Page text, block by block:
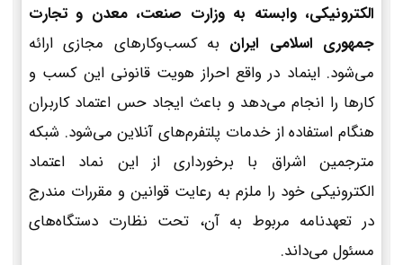
الکترونیکی، وابسته به وزارت صنعت، معدن و تجارت
جمهوری اسلامی ایران به کسب‌وکارهای مجازی ارائه
می‌شود. اینماد در واقع احراز هویت قانونی این کسب و
کارها را انجام می‌دهد و باعث ایجاد حس اعتماد کاربران
هنگام استفاده از خدمات پلتفرم‌های آنلاین می‌شود. شبکه
مترجمین اشراق با برخورداری از این نماد اعتماد
الکترونیکی خود را ملزم به رعایت قوانین و مقررات مندرج
در تعهدنامه مربوط به آن، تحت نظارت دستگاه‌های
مسئول می‌داند.